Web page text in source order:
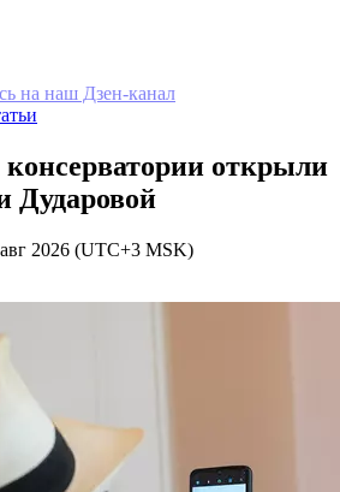
на наш Дзен-канал
открыли
Дударовой
2026 (UTC+3 MSK)